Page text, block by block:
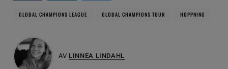
GLOBAL CHAMPIONS LEAGUE GLOBAL CHAMPIONS TOUR HOPPNING
AV LINNEA LINDAHL